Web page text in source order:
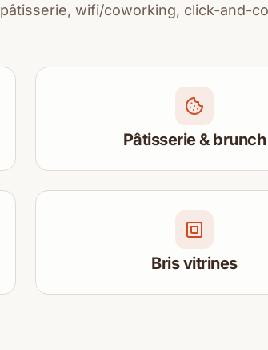
pâtisserie, wifi/coworking, click-and-
Pâtisserie & brunch
Bris vitrines